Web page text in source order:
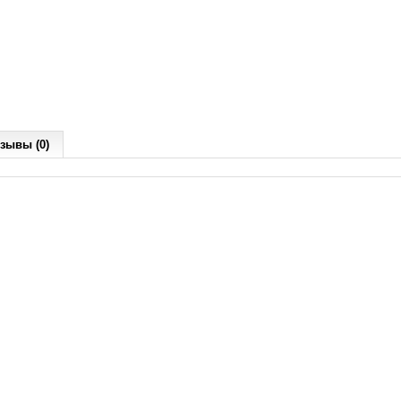
(0)